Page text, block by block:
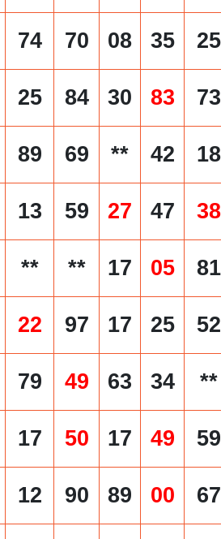
74 70 08 35 25
25 84 30 83 73
89 69 ** 42 18
13 59 27 47 38
** ** 17 05 81
22 97 17 25 52
79 49 63 34 **
17 50 17 49 59
12 90 89 00 67